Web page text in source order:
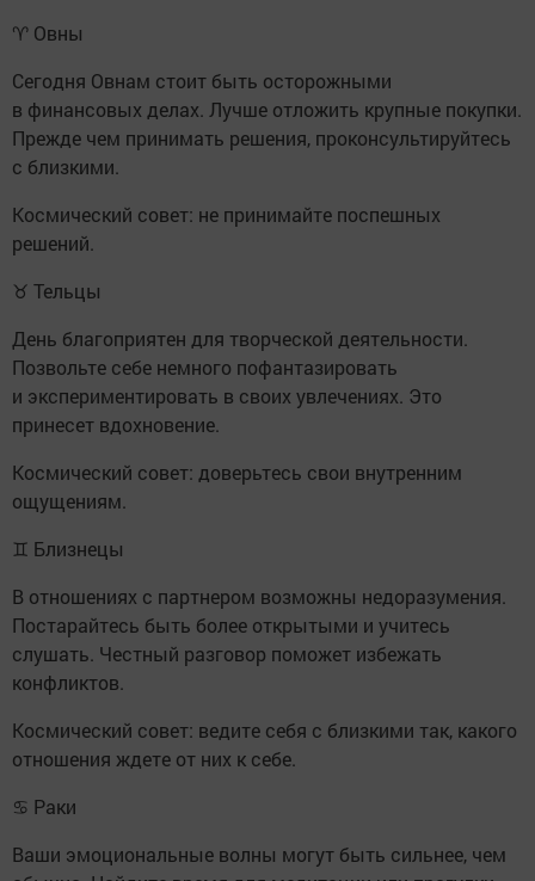
♈ Овны
Сегодня Овнам стоит быть осторожными
в финансовых делах. Лучше отложить крупные покупки.
Прежде чем принимать решения, проконсультируйтесь
с близкими.
Космический совет: не принимайте поспешных
решений.
♉ Тельцы
День благоприятен для творческой деятельности.
Позвольте себе немного пофантазировать
и экспериментировать в своих увлечениях. Это
принесет вдохновение.
Космический совет: доверьтесь свои внутренним
ощущениям.
♊ Близнецы
В отношениях с партнером возможны недоразумения.
Постарайтесь быть более открытыми и учитесь
слушать. Честный разговор поможет избежать
конфликтов.
Космический совет: ведите себя с близкими так, какого
отношения ждете от них к себе.
♋ Раки
Ваши эмоциональные волны могут быть сильнее, чем